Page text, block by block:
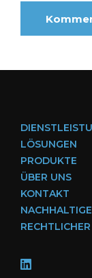
LÖSUNGEN
PRODUKTE
ÜBER UNS
KONTAKT